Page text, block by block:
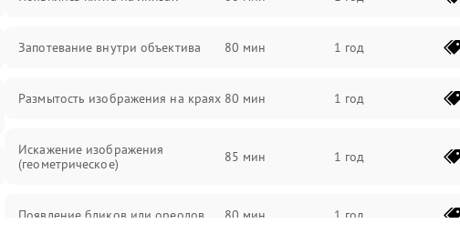
Запотевание внутри объектива 80 мин 1 год
Размытость изображения на краях 80 мин 1 год
Искажение изображения
(геометрическое)
85 мин 1 год
Появление бликов или ореолов 80 мин 1 год